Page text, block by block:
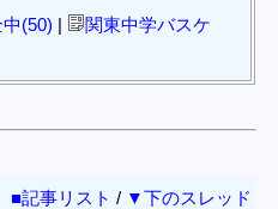
(50) |
関東中学バスケ
■記事リスト / ▼下のスレッド